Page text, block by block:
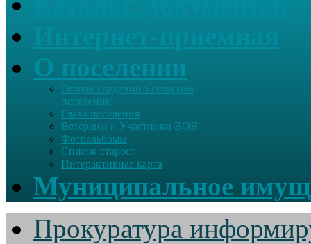
О поселении
Общие сведения о сельском
поселении
Глава поселения
Ветераны и Участники ВОВ
Фотоальбомы
Список старост
Интерактивная карта
Муниципальное
Прокуратура